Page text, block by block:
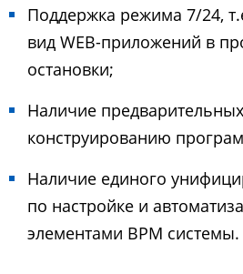
Поддержка режима 7/24,
вид WEB-приложений в
остановки;
Наличие
конструированию
Наличие единого
по настройке и
элементами BPM системы.